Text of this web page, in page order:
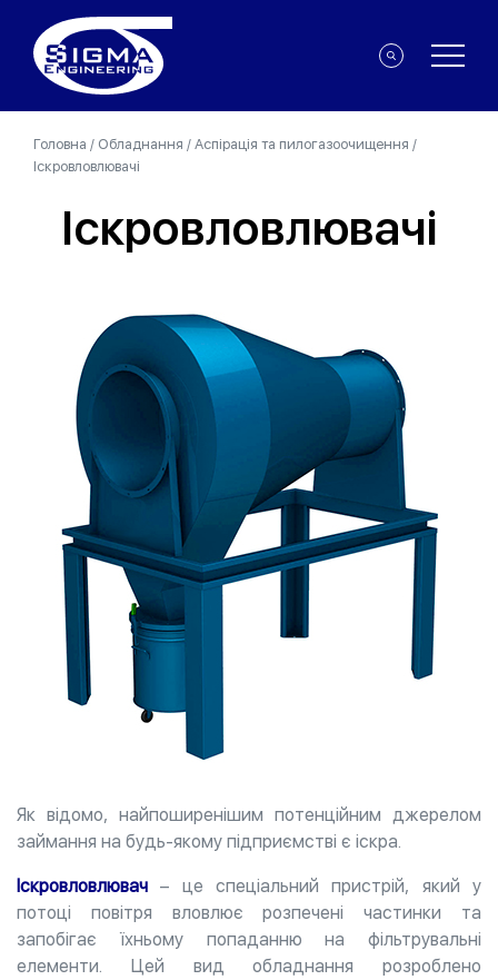
Головна / Обладнання / Аспірація та пилогазоочищення /
Іскровловлювачі
Іскровловлювачі
Як відомо, найпоширенішим потенційним джерелом
займання на будь-якому підприємстві є іскра.
Іскровловлювач – це спеціальний пристрій, який у
потоці повітря вловлює розпечені частинки та
запобігає їхньому попаданню на фільтрувальні
елементи. Цей вид обладнання розроблено